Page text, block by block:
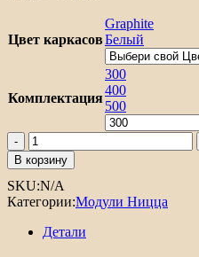
5
122₽
7
216₽
Цвет каркасов
Graphite
Белый
Комплектация
300
400
500
Количество
товара
Шкаф
нижний
с
ой
В корзину
SKU:N/A
Категории:Модули Ницца
Детали